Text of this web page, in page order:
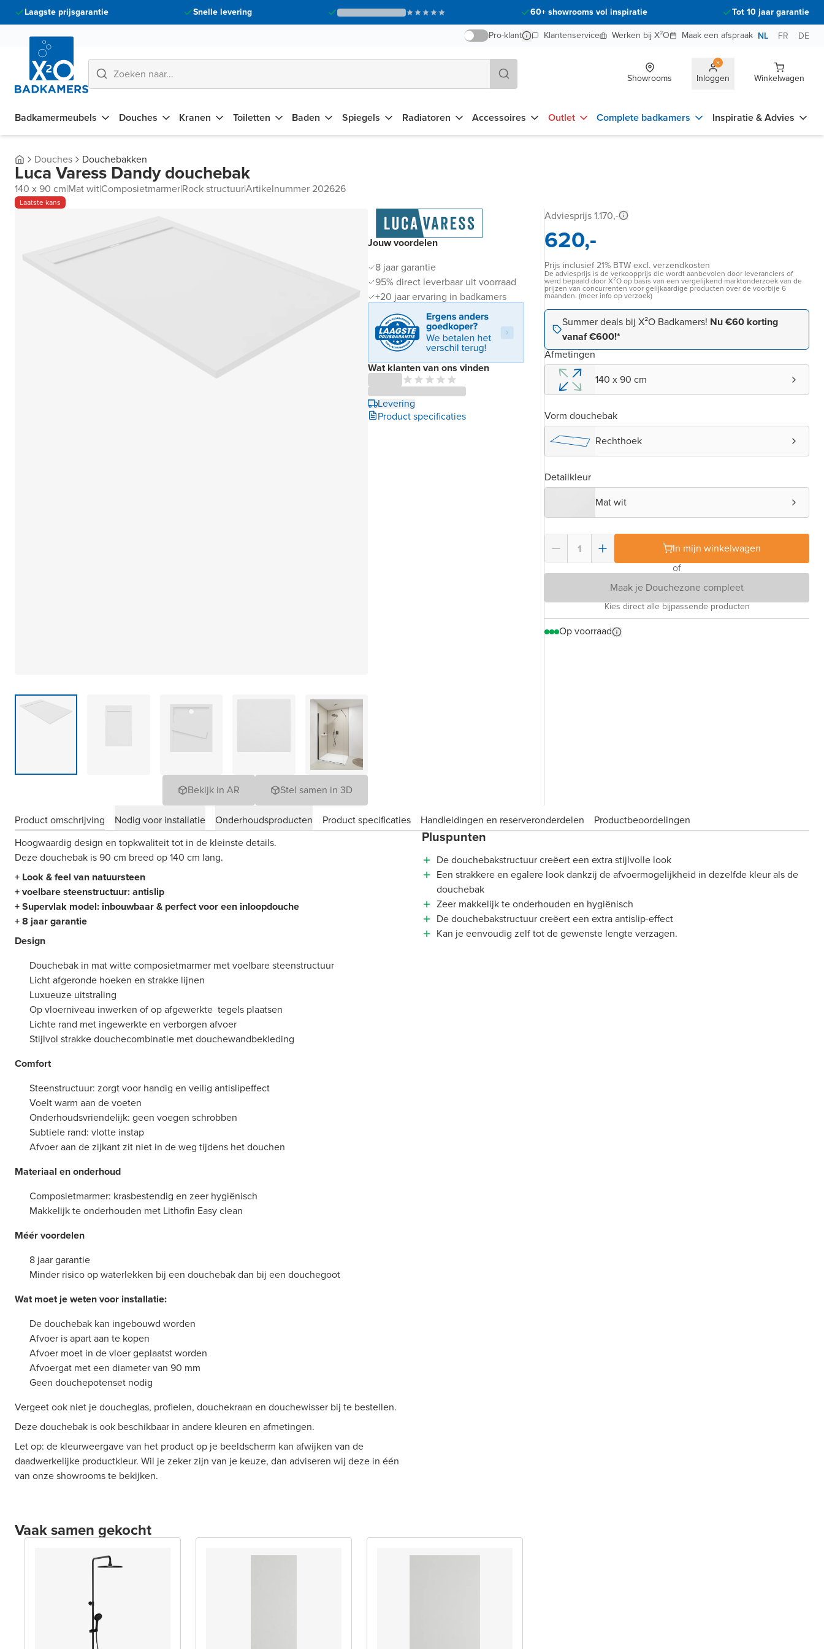
Laagste prijsgarantie Snelle levering 60+ showrooms vol inspiratie
Tot 10 jaar garantie
Pro-klant
Klantenservice Werken bij X²O Maak een afspraak NL FR DE
Showrooms Inloggen Winkelwagen
Badkamermeubels Douches Kranen Toiletten Baden Spiegels Radiatoren Accessoires Outlet Complete badkamers Inspiratie & Advies
Douches Douchebakken
Luca Varess Dandy douchebak
140 x 90 cm|Mat wit|Composietmarmer|Rock structuur|Artikelnummer 202626
Laatste kans
Bekijk in AR Stel samen in 3D
Jouw voordelen
8 jaar garantie
95% direct leverbaar uit voorraad
+20 jaar ervaring in badkamers
Wat klanten van ons vinden
Levering
Product specificaties
Adviesprijs 1.170,-
620,-
Prijs inclusief 21% BTW excl. verzendkosten
De adviesprijs is de verkoopprijs die wordt aanbevolen door leveranciers of
werd bepaald door X²O op basis van een vergelijkend marktonderzoek van de
prijzen van concurrenten voor gelijkaardige producten over de voorbije 6
maanden. (meer info op verzoek)
Summer deals bij X²O Badkamers! Nu €60 korting
vanaf €600!*
Afmetingen
140 x 90 cm
Vorm douchebak
Rechthoek
Detailkleur
Mat wit
In mijn winkelwagen
of
Maak je Douchezone compleet
Kies direct alle bijpassende producten
Op voorraad
Product omschrijving Nodig voor installatie Onderhoudsproducten Product specificaties Handleidingen en reserveronderdelen
Product­beoordelingen
Hoogwaardig design en topkwaliteit tot in de kleinste details.
Deze douchebak is 90 cm breed op 140 cm lang.
+ Look & feel van natuursteen
+ voelbare steenstructuur: antislip
+ Supervlak model: inbouwbaar & perfect voor een inloopdouche
+ 8 jaar garantie
Design
Douchebak in mat witte composietmarmer met voelbare steenstructuur
Licht afgeronde hoeken en strakke lijnen
Luxueuze uitstraling
Op vloerniveau inwerken of op afgewerkte tegels plaatsen
Lichte rand met ingewerkte en verborgen afvoer
Stijlvol strakke douchecombinatie met douchewandbekleding
Comfort
Steenstructuur: zorgt voor handig en veilig antislipeffect
Voelt warm aan de voeten
Onderhoudsvriendelijk: geen voegen schrobben
Subtiele rand: vlotte instap
Afvoer aan de zijkant zit niet in de weg tijdens het douchen
Materiaal en onderhoud
Composietmarmer: krasbestendig en zeer hygiënisch
Makkelijk te onderhouden met Lithofin Easy clean
Méér voordelen
8 jaar garantie
Minder risico op waterlekken bij een douchebak dan bij een douchegoot
Wat moet je weten voor installatie:
De douchebak kan ingebouwd worden
Afvoer is apart aan te kopen
Afvoer moet in de vloer geplaatst worden
Afvoergat met een diameter van 90 mm
Geen douchepotenset nodig
Vergeet ook niet je doucheglas, profielen, douchekraan en douchewisser bij te bestellen.
Deze douchebak is ook beschikbaar in andere kleuren en afmetingen.
Let op: de kleurweergave van het product op je beeldscherm kan afwijken van de
daadwerkelijke productkleur. Wil je zeker zijn van je keuze, dan adviseren wij deze in één
van onze showrooms te bekijken.
Pluspunten
De douchebakstructuur creëert een extra stijlvolle look
Een strakkere en egalere look dankzij de afvoermogelijkheid in dezelfde kleur als de
douchebak
Zeer makkelijk te onderhouden en hygiënisch
De douchebakstructuur creëert een extra antislip-effect
Kan je eenvoudig zelf tot de gewenste lengte verzagen.
Vaak samen gekocht